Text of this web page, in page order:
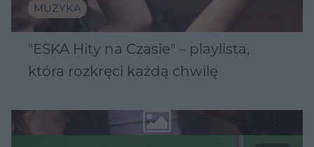
MUZYKA
"ESKA Hity na Czasie" – playlista,
która rozkręci każdą chwilę